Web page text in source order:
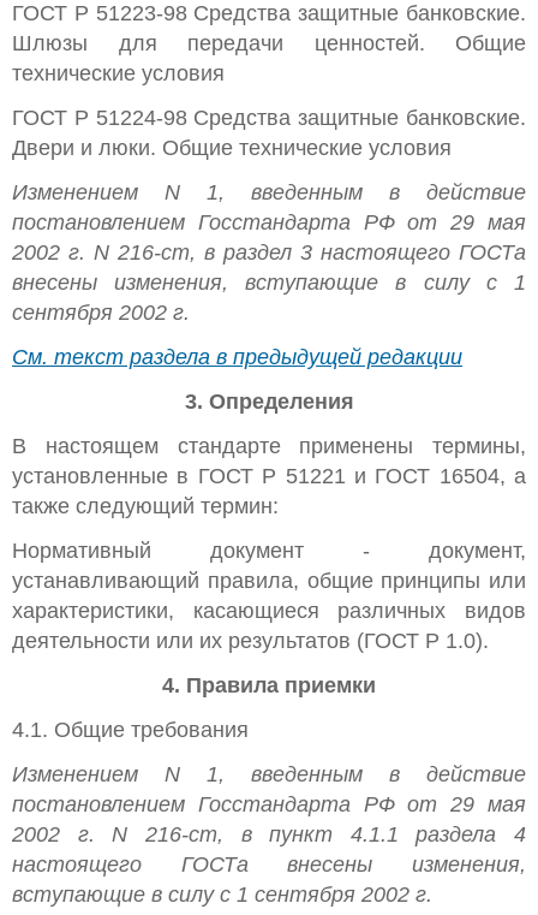
ГОСТ Р 51223-98 Средства защитные банковские.
Шлюзы для передачи ценностей. Общие
технические условия
ГОСТ Р 51224-98 Средства защитные банковские.
Двери и люки. Общие технические условия
Изменением N 1, введенным в действие
постановлением Госстандарта РФ от 29 мая
2002 г. N 216-ст, в раздел 3 настоящего ГОСТа
внесены изменения, вступающие в силу с 1
сентября 2002 г.
См. текст раздела в предыдущей редакции
3. Определения
В настоящем стандарте применены термины,
установленные в ГОСТ Р 51221 и ГОСТ 16504, а
также следующий термин:
Нормативный документ - документ,
устанавливающий правила, общие принципы или
характеристики, касающиеся различных видов
деятельности или их результатов (ГОСТ Р 1.0).
4. Правила приемки
4.1. Общие требования
Изменением N 1, введенным в действие
постановлением Госстандарта РФ от 29 мая
2002 г. N 216-ст, в пункт 4.1.1 раздела 4
настоящего ГОСТа внесены изменения,
вступающие в силу с 1 сентября 2002 г.